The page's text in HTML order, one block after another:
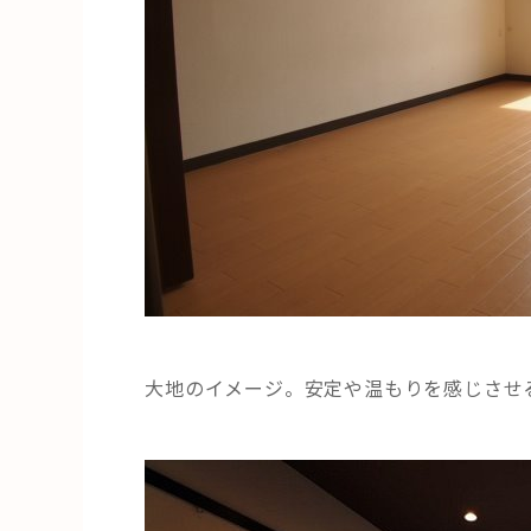
大地のイメージ。安定や温もりを感じさせ